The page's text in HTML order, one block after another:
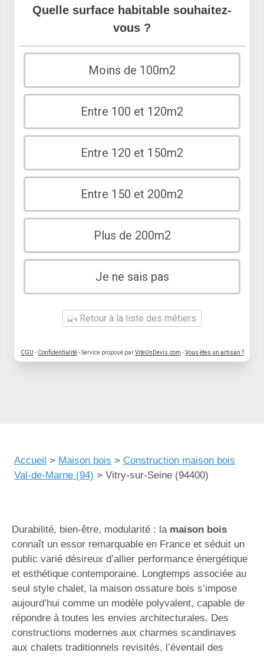
Quelle surface habitable souhaitez-
vous ?
Moins de 100m2
Entre 100 et 120m2
Entre 120 et 150m2
Entre 150 et 200m2
Plus de 200m2
Je ne sais pas
Retour à la liste des métiers
CGU - Confidentialité- Service proposé parViteUnDevis.com -Vous êtes un artisan ?
Accueil > Maison bois > Construction maison bois
Val-de-Marne (94) > Vitry-sur-Seine (94400)
Durabilité, bien-être, modularité : la maison bois
connaît un essor remarquable en France et séduit un
public varié désireux d’allier performance énergétique
et esthétique contemporaine. Longtemps associée au
seul style chalet, la maison ossature bois s’impose
aujourd’hui comme un modèle polyvalent, capable de
répondre à toutes les envies architecturales. Des
constructions modernes aux charmes scandinaves
aux chalets traditionnels revisités, l’éventail des